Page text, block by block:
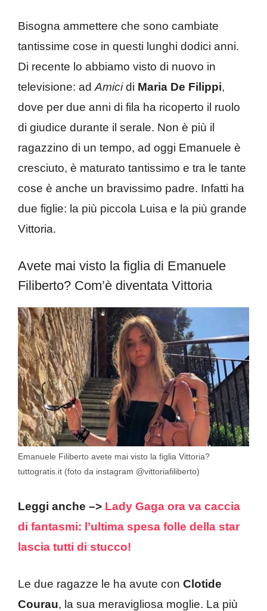
Bisogna ammettere che sono cambiate
tantissime cose in questi lunghi dodici anni.
Di recente lo abbiamo visto di nuovo in
televisione: ad Amicidi Maria De Filippi,
dove per due anni di fila ha ricoperto il ruolo
di giudice durante il serale. Non è più il
ragazzino di un tempo, ad oggi Emanuele è
cresciuto, è maturato tantissimo e tra le tante
cose è anche un bravissimo padre. Infatti ha
due figlie: la più piccola Luisa e la più grande
Vittoria.
Avete mai visto la figlia di Emanuele
Filiberto? Com’è diventata Vittoria
Emanuele Filiberto avete mai visto la figlia Vittoria?
tuttogratis.it (foto da instagram @vittoriafiliberto)
Leggi anche –> Lady Gaga ora va caccia
di fantasmi: l’ultima spesa folle della star
lascia tutti di stucco!
Le due ragazze le ha avute con Clotide
Courau, la sua meravigliosa moglie. La più